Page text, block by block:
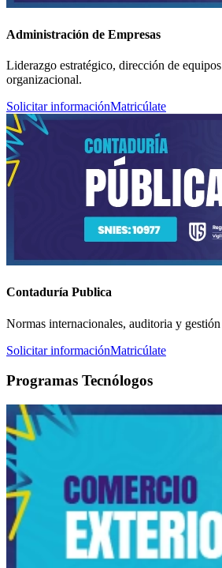
Administración de Empresas
Liderazgo estratégico, dirección de
organizacional.
Solicitar informaciónMatricúlate
Contaduría Publica
Normas internacionales, auditoria y
Solicitar informaciónMatricúlate
Programas Tecnólogos